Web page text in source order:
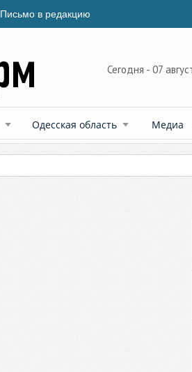
Письмо в редакцию
Сегодня - 07
Одесская область Медиа